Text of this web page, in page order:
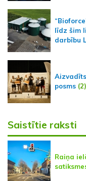
līdz šim
darbību
posms (2)
Saistītie raksti
Raiņa